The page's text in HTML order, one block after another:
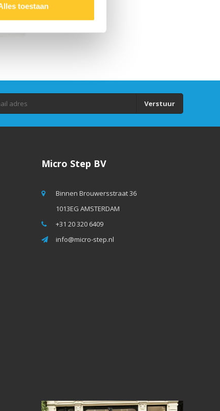
toestaan
Verstuur
Micro Step BV
Binnen Brouwersstraat 36
1013EG AMSTERDAM
+31 20 320 6409
info@micro-step.nl